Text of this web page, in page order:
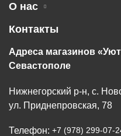
О нас
Контакты
Адреса магазинов
Севастополе
Нижнегорский р-н, с.
ул. Приднепровская, 78
Телефон: +7 (978) 299-07-